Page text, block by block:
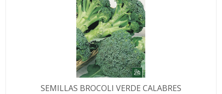
SEMILLAS BROCOLI VERDE CALABRES